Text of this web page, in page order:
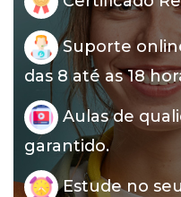
Suporte
das 8 até as 18
Aulas de
garantido.
Estude no